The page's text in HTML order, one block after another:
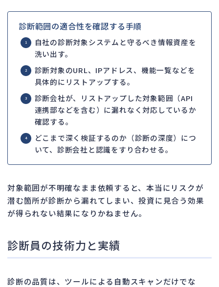
診断範囲の適合性を確認する手順
自社の診断対象システムと守るべき情報資産を
洗い出す。
診断対象のURL、IPアドレス、機能一覧などを
具体的にリストアップする。
診断会社が、リストアップした対象範囲（API
連携部などを含む）に漏れなく対応しているか
確認する。
どこまで深く検証するのか（診断の深度）につ
いて、診断会社と認識をすり合わせる。
対象範囲が不明確なまま依頼すると、本当にリスクが
潜む箇所が診断から漏れてしまい、投資に見合う効果
が得られない結果になりかねません。
診断員の技術力と実績
診断の品質は、ツールによる自動スキャンだけでな